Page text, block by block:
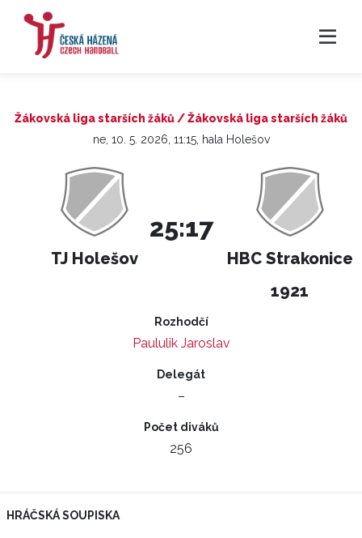
Žákovská liga starších žáků / Žákovská liga starších žáků
ne, 10. 5. 2026, 11:15, hala Holešov
TJ Holešov
25:17
HBC Strakonice
1921
Rozhodčí
Paululik Jaroslav
Delegát
–
Počet diváků
256
HRÁČSKÁ SOUPISKA